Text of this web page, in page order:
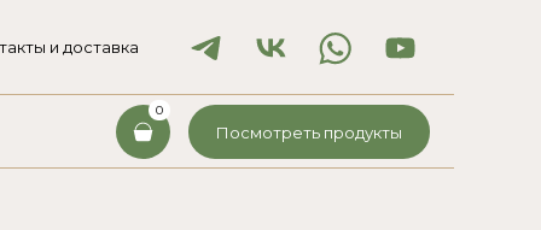
Посмотреть продукты
и доставка
0